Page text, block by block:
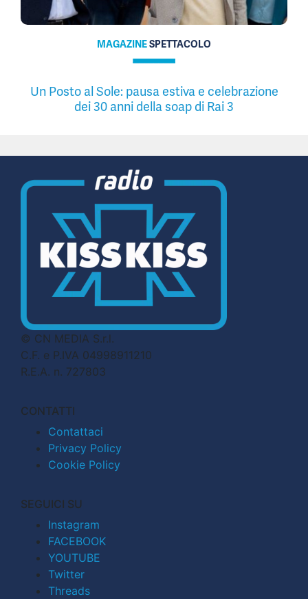
MAGAZINESPETTACOLO
Un Posto al Sole: pausa estiva e celebrazione
dei 30 anni della soap di Rai 3
© CN MEDIA S.r.l.
C.F. e P.IVA 04998911210
R.E.A. n. 727803
CONTATTI
Contattaci
Privacy Policy
Cookie Policy
SEGUICI SU
Instagram
FACEBOOK
YOUTUBE
Twitter
Threads